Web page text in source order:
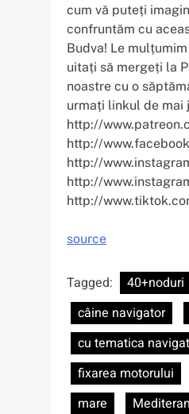
cum vă puteți
confruntăm cu
Budva! Le
uitați să mergeți la
noastre cu o
urmați linkul de mai
http://
http://
http://
http://
http://
source
Tagged: 40+noduri
câine navigator
cu tematica
fixarea motorului
mare